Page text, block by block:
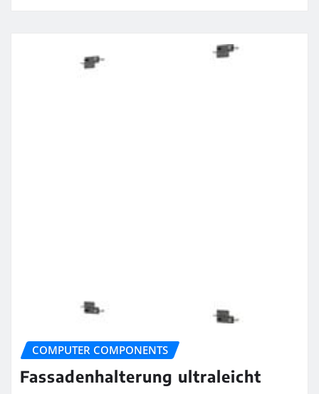
COMPUTER COMPONENTS
Fassadenhalterung ultraleicht